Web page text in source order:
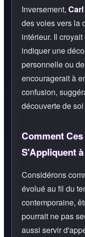
Inversement,
des voies vers la
intérieur. Il
indiquer une
personnelle ou
encouragerait à
confusion,
découverte de
Comment
S'Appliquent
Considérons
évolué au fil du
contemporaine,
pourrait ne pas
aussi servir